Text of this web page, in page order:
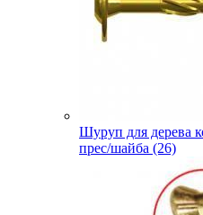
Шуруп для дерева
прес/шайба (26)